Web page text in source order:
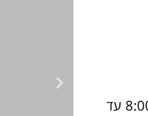
שעות פעילות: בימים ראשון עד חמישי החל מהשעה, 8:00 עד 16:00 שישי וערבי חג, 8:00 עד